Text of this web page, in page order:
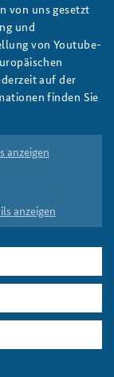
Bühne.
von uns gesetzt
und
von Youtube-
auf der
finden Sie
anzeigen
anzeigen